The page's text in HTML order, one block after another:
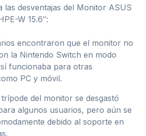
las desventajas del Monitor ASUS
W 15.6″:
encontraron que el monitor no
la Nintendo Switch en modo
funcionaba para otras
PC y móvil.
del monitor se desgastó
algunos usuarios, pero aún se
debido al soporte en